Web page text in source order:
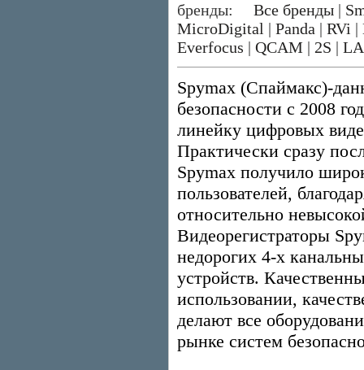
бренды: Все бренды |
MicroDigital | Panda | RVi |
Everfocus | QCAM | 2S |
Spymax (Спаймакс)-
безопасности с 2008
линейку цифровых
Практически сразу
Spymax получило
пользователей,
относительно
Видеорегистраторы
недорогих 4-х
устройств.
использовании,
делают все
рынке систем